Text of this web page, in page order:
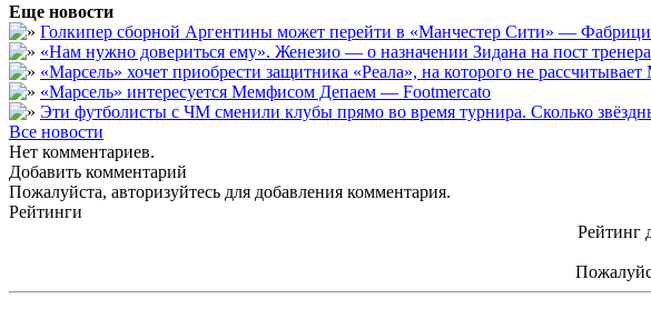
Еще новости
Голкипер сборной Аргентины может перейти в «Манчестер Сити» —
«Нам нужно довериться ему». Женезио — о назначении Зидана на пост
«Марсель» хочет приобрести защитника «Реала», на которого не
«Марсель» интересуется Мемфисом Депаем — Footmercato
Эти футболисты с ЧМ сменили клубы прямо во время турнира. Сколько
Все новости
Нет комментариев.
Добавить комментарий
Пожалуйста, авторизуйтесь для добавления комментария.
Рейтинги
Рейтинг